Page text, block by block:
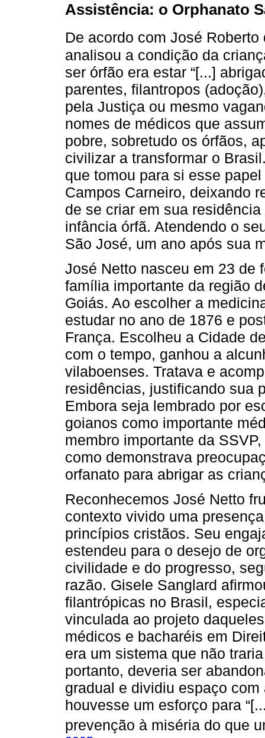
Assistência: o Orphanato
De acordo com José
analisou a condição da
ser órfão era estar “[...]
parentes, filantropos
pela Justiça ou mesmo
nomes de médicos que
pobre, sobretudo os órfãos,
civilizar a transformar o
que tomou para si esse
Campos Carneiro, deixando
de se criar em sua
infância órfã. Atendendo o
São José, um ano após sua
José Netto nasceu em 23 de
família importante da região
Goiás. Ao escolher a
estudar no ano de 1876 e
França. Escolheu a Cidade
com o tempo, ganhou a
vilaboenses. Tratava e
residências, justificando sua
Embora seja lembrado por
goianos como importante
membro importante da
como demonstrava
orfanato para abrigar as
Reconhecemos José Netto
contexto vivido uma
princípios cristãos. Seu
estendeu para o desejo de
civilidade e do progresso,
razão. Gisele Sanglard
filantrópicas no Brasil,
vinculada ao projeto
médicos e bacharéis em
era um sistema que não
portanto, deveria ser
gradual e dividiu espaço
houvesse um esforço para
prevenção à miséria do que